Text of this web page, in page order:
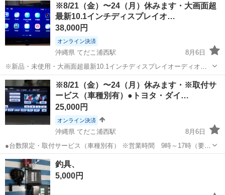
※8/21（金）〜24（月）休みます・大画面超
最新10.1インチディスプレイオ…
38,000円
オンライン決済
沖縄県 てだこ浦西駅
8月6日
※新品・未使用・大画面超最新10.1インチディスプレイオーディオ
（高画質） ●台数限定・取付サービス（車種別有） ●IPS超高画質・
（TLINK）ミラーリング（Appie Air Play/Mirroring...
沖縄 うるま市 てだこ浦西駅 カーナビ、テレビ
ディスプレイ
※8/21（金）〜24（月）休みます・※取付サ
ービス（車種別有）●トヨタ・ダイ…
25,000円
オンライン決済
沖縄県 てだこ浦西駅
8月6日
●台数限定・取付サービス（車種別有） ※営業時間 9時～17時（要予
約で！） ●トヨタ・ダイハツ車用純正7インチワイドHDDナビ・ブルー
沖縄 うるま市
フルセグ
釣具、
5,000円